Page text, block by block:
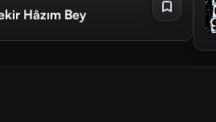
Hâzım Bey